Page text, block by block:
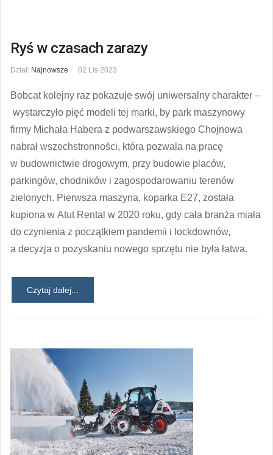
Ryś w czasach zarazy
Dział: Najnowsze 02 Lis 2023
Bobcat kolejny raz pokazuje swój uniwersalny charakter –
wystarczyło pięć modeli tej marki, by park maszynowy
firmy Michała Habera z podwarszawskiego Chojnowa
nabrał wszechstronności, która pozwala na pracę
w budownictwie drogowym, przy budowie placów,
parkingów, chodników i zagospodarowaniu terenów
zielonych. Pierwsza maszyna, koparka E27, została
kupiona w Atut Rental w 2020 roku, gdy cała branża miała
do czynienia z początkiem pandemii i lockdownów,
a decyzja o pozyskaniu nowego sprzętu nie była łatwa.
Czytaj dalej...